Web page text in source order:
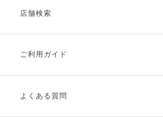
店舗検索
ご利用ガイド
ご利用ガイドトップ
よくある質問